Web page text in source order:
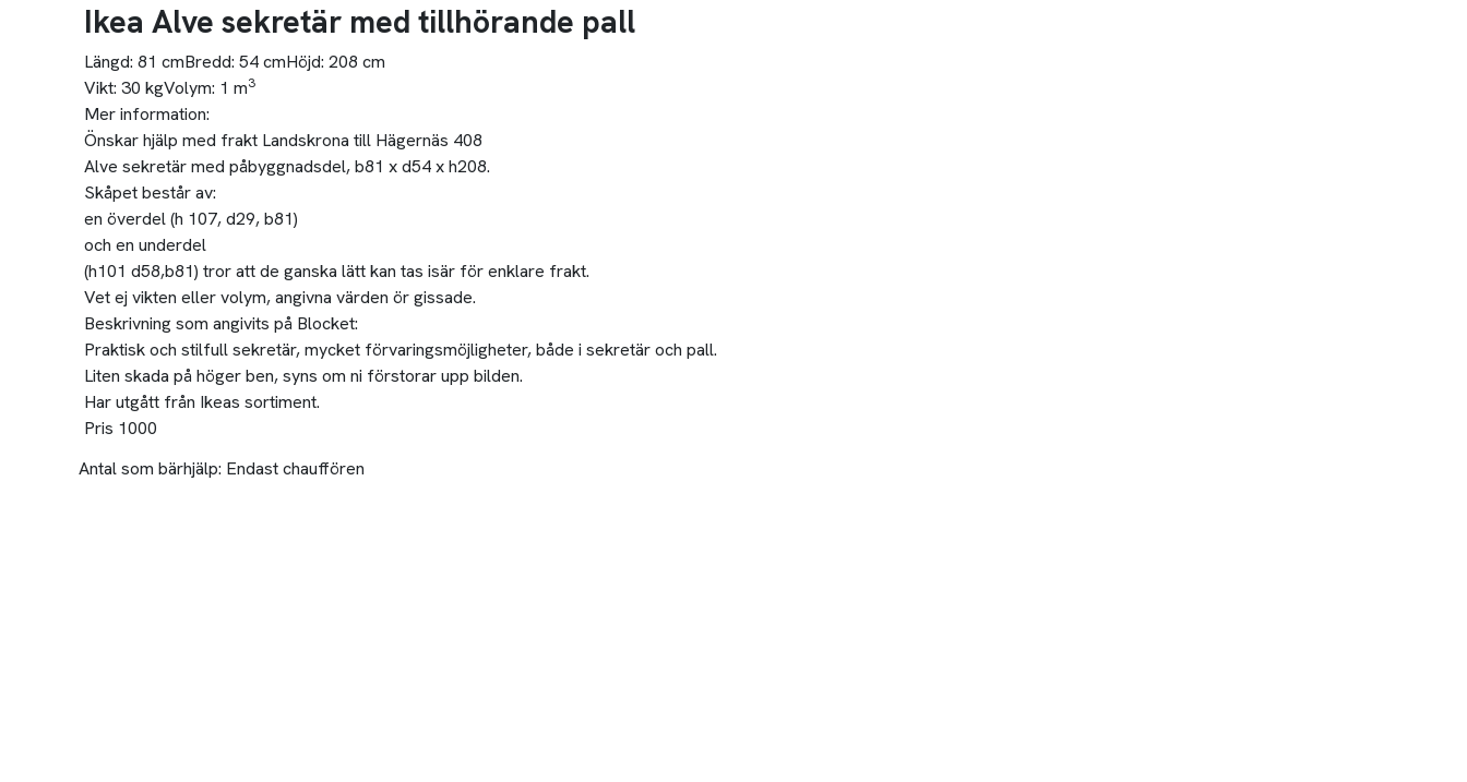
Ikea Alve sekretär med tillhörande pall
Längd: 81 cmBredd: 54 cmHöjd: 208 cm
Vikt: 30 kgVolym: 1 m3
Mer information:
Önskar hjälp med frakt Landskrona till Hägernäs 408
Alve sekretär med påbyggnadsdel, b81 x d54 x h208.
Skåpet består av:
en överdel (h 107, d29, b81)
och en underdel
(h101 d58,b81) tror att de ganska lätt kan tas isär för enklare frakt.
Vet ej vikten eller volym, angivna värden ör gissade.
Beskrivning som angivits på Blocket:
Praktisk och stilfull sekretär, mycket förvaringsmöjligheter, både i sekretär och pall.
Liten skada på höger ben, syns om ni förstorar upp bilden.
Har utgått från Ikeas sortiment.
Pris 1000
Antal som bärhjälp: Endast chauffören